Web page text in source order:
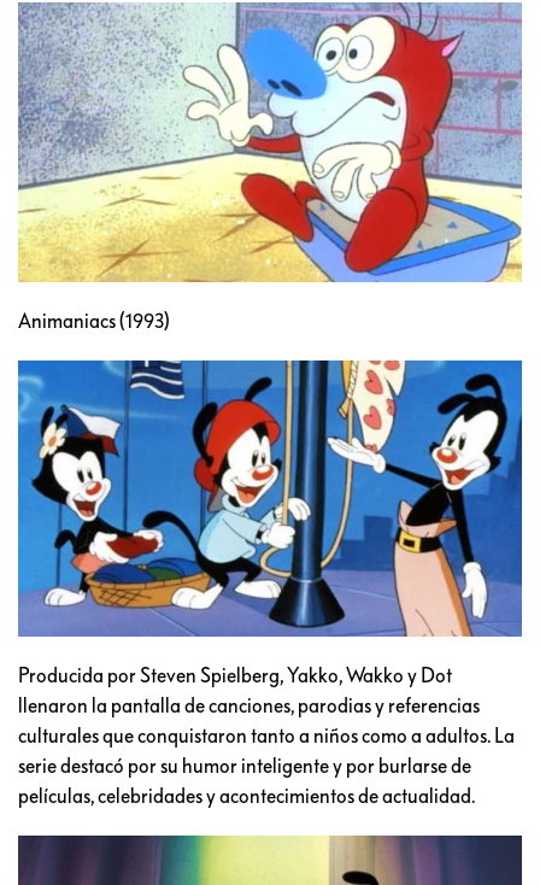
Animaniacs (1993)
Producida por Steven Spielberg, Yakko, Wakko y Dot
llenaron la pantalla de canciones, parodias y referencias
culturales que conquistaron tanto a niños como a adultos. La
serie destacó por su humor inteligente y por burlarse de
películas, celebridades y acontecimientos de actualidad.